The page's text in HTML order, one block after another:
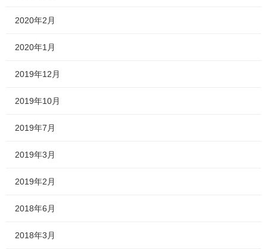
2020年2月
2020年1月
2019年12月
2019年10月
2019年7月
2019年3月
2019年2月
2018年6月
2018年3月